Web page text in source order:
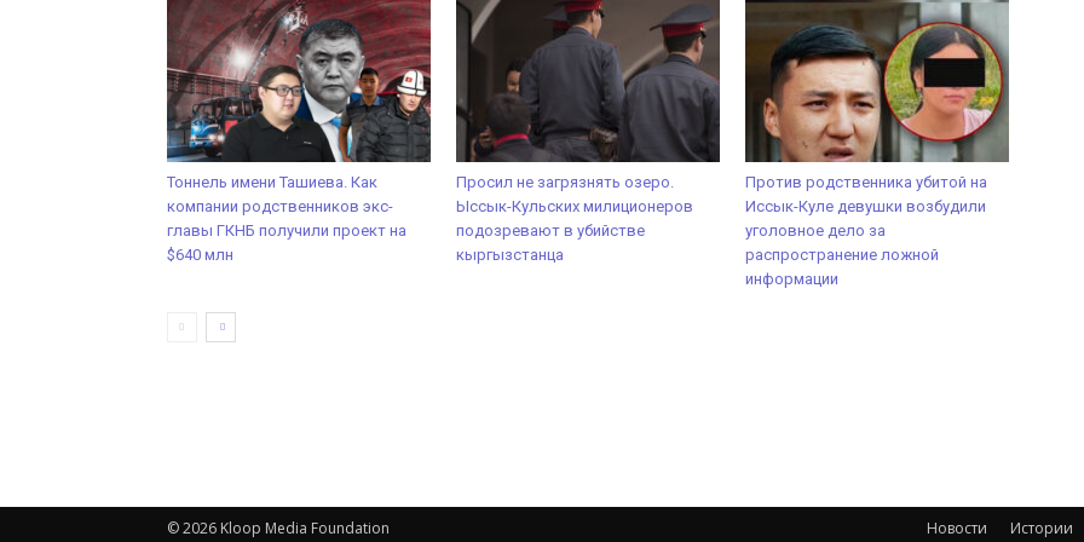
Тоннель имени Ташиева. Как
компании родственников экс-
главы ГКНБ получили проект на
$640 млн
Просил не загрязнять озеро.
Ыссык-Кульских милиционеров
подозревают в убийстве
кыргызстанца
Против родственника убитой на
Иссык-Куле девушки возбудили
уголовное дело за
распространение ложной
информации
Новости Истории
© 2026 Kloop Media Foundation